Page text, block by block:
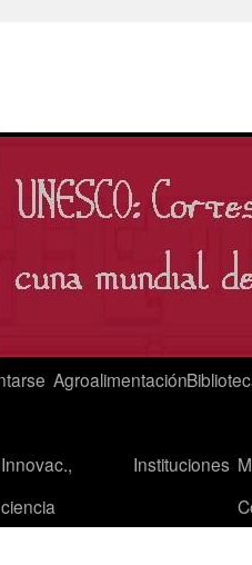
Agroalimentación
Innovac.,
ciencia
Instituciones